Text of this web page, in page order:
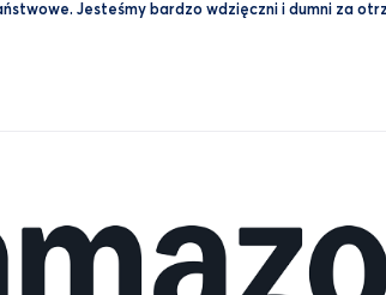
Jesteśmy bardzo wdzięczni i dumni za